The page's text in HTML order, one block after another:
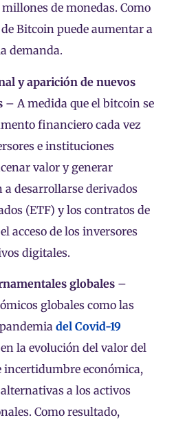
de monedas. Como
Bitcoin puede aumentar a
demanda.
y aparición de nuevos
– A medida que el bitcoin se
financiero cada vez
e instituciones
valor y generar
desarrollarse derivados
(ETF) y los contratos de
acceso de los inversores
digitales.
globales –
globales como las
del Covid-19
la evolución del valor del
incertidumbre económica,
a los activos
Como resultado,